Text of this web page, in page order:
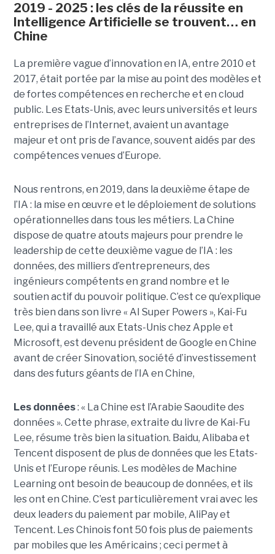
2019 - 2025 : les clés de la réussite en
Intelligence Artificielle se trouvent… en
Chine
La première vague d’innovation en IA, entre 2010 et
2017, était portée par la mise au point des modèles et
de fortes compétences en recherche et en cloud
public. Les Etats-Unis, avec leurs universités et leurs
entreprises de l’Internet, avaient un avantage
majeur et ont pris de l’avance, souvent aidés par des
compétences venues d’Europe.
Nous rentrons, en 2019, dans la deuxième étape de
l’IA : la mise en œuvre et le déploiement de solutions
opérationnelles dans tous les métiers. La Chine
dispose de quatre atouts majeurs pour prendre le
leadership de cette deuxième vague de l’IA : les
données, des milliers d’entrepreneurs, des
ingénieurs compétents en grand nombre et le
soutien actif du pouvoir politique. C’est ce qu’explique
très bien dans son livre « AI Super Powers », Kai-Fu
Lee, qui a travaillé aux Etats-Unis chez Apple et
Microsoft, est devenu président de Google en Chine
avant de créer Sinovation, société d’investissement
dans des futurs géants de l’IA en Chine,
Les données: « La Chine est l’Arabie Saoudite des
données ». Cette phrase, extraite du livre de Kai-Fu
Lee, résume très bien la situation. Baidu, Alibaba et
Tencent disposent de plus de données que les Etats-
Unis et l’Europe réunis. Les modèles de Machine
Learning ont besoin de beaucoup de données, et ils
les ont en Chine. C’est particulièrement vrai avec les
deux leaders du paiement par mobile, AliPay et
Tencent. Les Chinois font 50 fois plus de paiements
par mobiles que les Américains ; ceci permet à